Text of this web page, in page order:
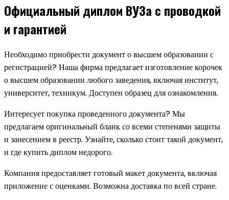
Официальный диплом ВУЗа с проводкой
и гарантией
Необходимо приобрести документ о высшем образовании с
регистрацией? Наша фирма предлагает изготовление корочек
о высшем образовании любого заведения, включая институт,
университет, техникум. Доступен образец для ознакомления.
Интересует покупка проведенного документа? Мы
предлагаем оригинальный бланк со всеми степенями защиты
и занесением в реестр. Узнайте, сколько стоит такой документ,
и где купить диплом недорого.
Компания предоставляет готовый макет документа, включая
приложение с оценками. Возможна доставка по всей стране.